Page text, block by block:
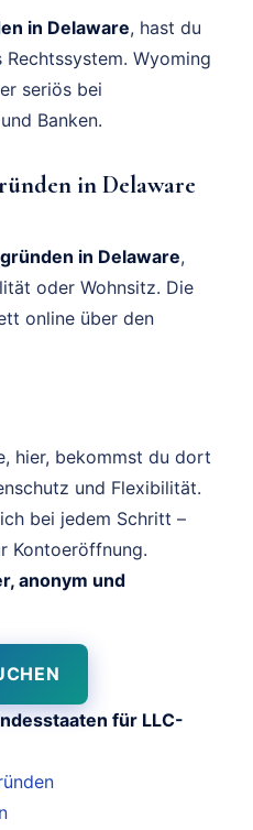
in Delaware, hast du
Wyoming
seriös bei
Banken.
in Delaware
in Delaware,
oder Wohnsitz. Die
online über den
hier, bekommst du dort
und Flexibilität.
bei jedem Schritt –
Kontoeröffnung.
anonym und
für LLC-